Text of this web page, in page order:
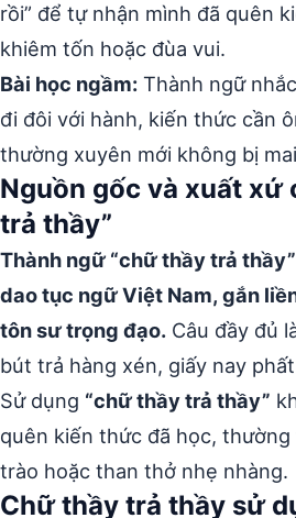
rồi” để tự nhận mình đã quên
khiêm tốn hoặc đùa vui.
Bài học ngầm: Thành ngữ
đi đôi với hành, kiến thức cần
thường xuyên mới không bị
Nguồn gốc và xuất xứ
trả thầy”
Thành ngữ “chữ thầy trả
dao tục ngữ Việt Nam, gắn
tôn sư trọng đạo. Câu đầy đủ
bút trả hàng xén, giấy nay phất
Sử dụng “chữ thầy trả thầy”
quên kiến thức đã học,
trào hoặc than thở nhẹ nhàng.
Chữ thầy trả thầy sử